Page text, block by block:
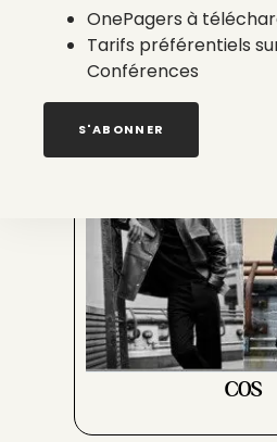
COS
OnePagers à
Tarifs préférentiels
Conférences
S'ABONNER